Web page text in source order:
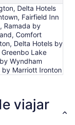
Delta Hotels
Fairfield Inn
Ramada by
Comfort
Delta Hotels by
Lake
Wyndham
by Marriott Ironton
viajar